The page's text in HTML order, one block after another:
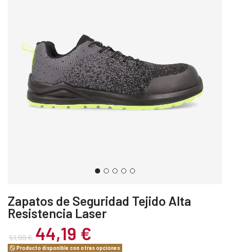
Zapatos de Seguridad Tejido Alta
Resistencia Laser
51,99 € 44,19 €
Producto disponible con otras opciones